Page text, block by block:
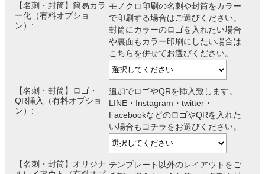
【名刺・封筒】簡易カラ
ー化（有料オプショ
ン）:
モノクロ印刷の名刺や封筒をカラー
で印刷する場合はご選びください。
封筒にカラーのロゴを入れたい場合
や裏面もカラー印刷にしたい場合は
こちらを併せてお選びください。
【名刺・封筒】ロゴ・
QR挿入（有料オプショ
ン）:
追加でロゴやQRを挿入致します。
LINE・Instagram・twitter・
FacebookなどのロゴやQRを入れた
い場合もコチラをお選びください。
【名刺・封筒】オリジナ テンプレート以外のレイアウトをご